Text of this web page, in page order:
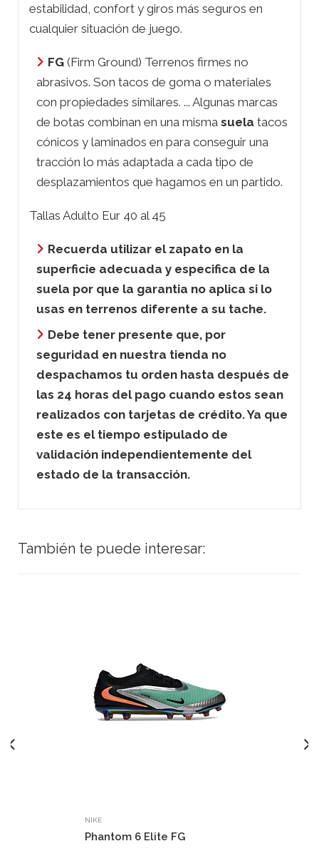
estabilidad, confort y giros más seguros en
cualquier situación de juego.
FG (Firm Ground) Terrenos firmes no
abrasivos. Son tacos de goma o materiales
con propiedades similares. ... Algunas marcas
de botas combinan en una misma suela tacos
cónicos y laminados en para conseguir una
tracción lo más adaptada a cada tipo de
desplazamientos que hagamos en un partido.
Tallas Adulto Eur 40 al 45
Recuerda utilizar el zapato en la
superficie adecuada y especifica de la
suela por que la garantia no aplica si lo
usas en terrenos diferente a su tache.
Debe tener presente que, por
seguridad en nuestra tienda no
despachamos tu orden hasta después de
las 24 horas del pago cuando estos sean
realizados con tarjetas de crédito. Ya que
este es el tiempo estipulado de
validación independientemente del
estado de la transacción.
También te puede interesar:
NIKE
Phantom 6 Elite FG